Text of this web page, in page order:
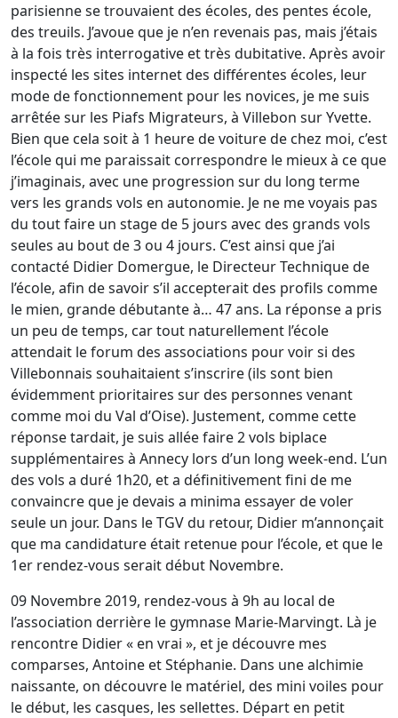
parisienne se trouvaient des écoles, des pentes école,
des treuils. J’avoue que je n’en revenais pas, mais j’étais
à la fois très interrogative et très dubitative. Après avoir
inspecté les sites internet des différentes écoles, leur
mode de fonctionnement pour les novices, je me suis
arrêtée sur les Piafs Migrateurs, à Villebon sur Yvette.
Bien que cela soit à 1 heure de voiture de chez moi, c’est
l’école qui me paraissait correspondre le mieux à ce que
j’imaginais, avec une progression sur du long terme
vers les grands vols en autonomie. Je ne me voyais pas
du tout faire un stage de 5 jours avec des grands vols
seules au bout de 3 ou 4 jours. C’est ainsi que j’ai
contacté Didier Domergue, le Directeur Technique de
l’école, afin de savoir s’il accepterait des profils comme
le mien, grande débutante à… 47 ans. La réponse a pris
un peu de temps, car tout naturellement l’école
attendait le forum des associations pour voir si des
Villebonnais souhaitaient s’inscrire (ils sont bien
évidemment prioritaires sur des personnes venant
comme moi du Val d’Oise). Justement, comme cette
réponse tardait, je suis allée faire 2 vols biplace
supplémentaires à Annecy lors d’un long week-end. L’un
des vols a duré 1h20, et a définitivement fini de me
convaincre que je devais a minima essayer de voler
seule un jour. Dans le TGV du retour, Didier m’annonçait
que ma candidature était retenue pour l’école, et que le
1er rendez-vous serait début Novembre.
09 Novembre 2019, rendez-vous à 9h au local de
l’association derrière le gymnase Marie-Marvingt. Là je
rencontre Didier « en vrai », et je découvre mes
comparses, Antoine et Stéphanie. Dans une alchimie
naissante, on découvre le matériel, des mini voiles pour
le début, les casques, les sellettes. Départ en petit